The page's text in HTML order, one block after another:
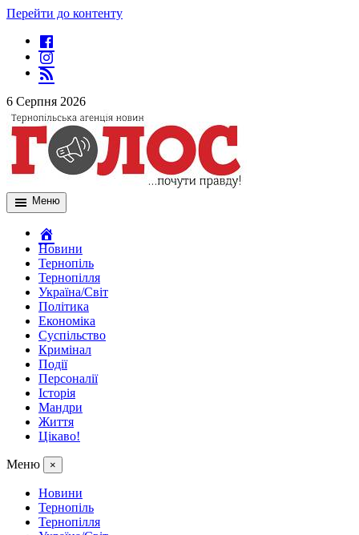
Перейти до контенту
6 Серпня 2026
Меню
Новини
Тернопіль
Тернопілля
Україна/Світ
Політика
Економіка
Суспільство
Кримінал
Події
Персоналії
Історія
Мандри
Життя
Цікаво!
Меню ×
Новини
Тернопіль
Тернопілля